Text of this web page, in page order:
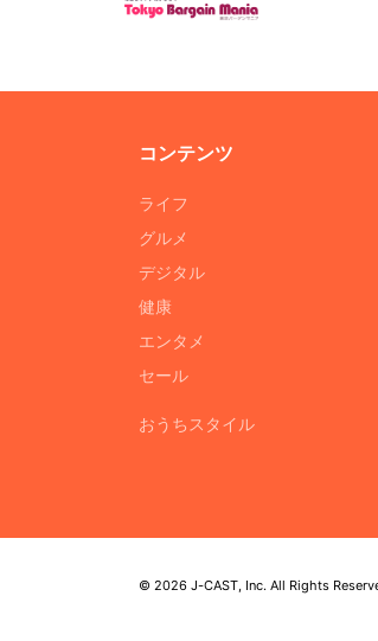
コンテンツ
ライフ
グルメ
デジタル
健康
エンタメ
セール
おうちスタイル
© 2026 J-CAST, Inc. All Rights